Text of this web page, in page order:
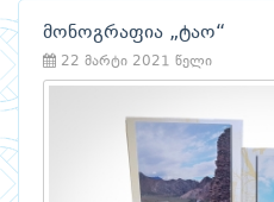
მონოგრაფია „ტაო“
22 მარტი 2021 წელი